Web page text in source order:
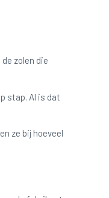
zolen die
stap. Al is dat
ze bij hoeveel